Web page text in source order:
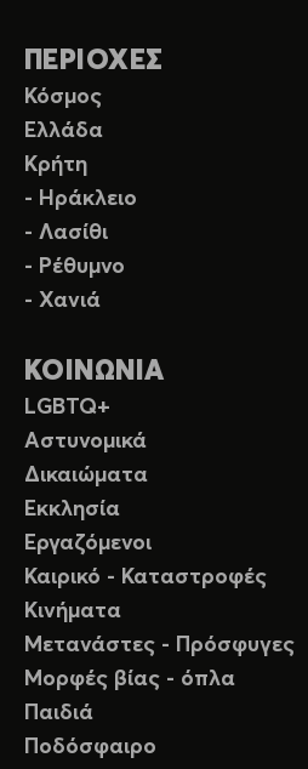
ΠΕΡΙΟΧΕΣ
Κόσμος
Ελλάδα
Κρήτη
- Ηράκλειο
- Λασίθι
- Ρέθυμνο
- Χανιά
ΚΟΙΝΩΝΙΑ
LGBTQ+
Αστυνομικά
Δικαιώματα
Εκκλησία
Εργαζόμενοι
Καιρικό - Καταστροφές
Κινήματα
Μετανάστες - Πρόσφυγες
Μορφές βίας - όπλα
Παιδιά
Ποδόσφαιρο